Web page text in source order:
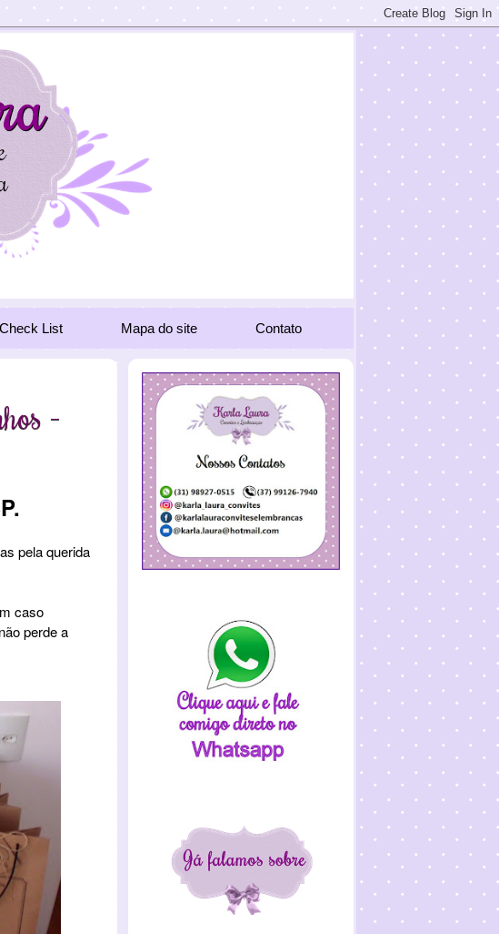
Check List Mapa do site Contato
-
pela querida
caso
perde a